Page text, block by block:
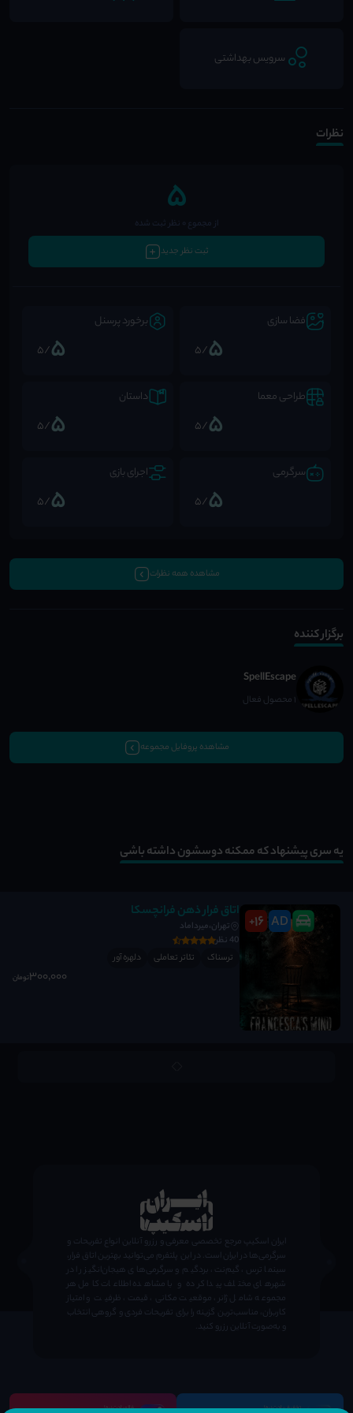
سرویس بهداشتی
نظرات
5از مجموع 0 نظر ثبت شده
ثبت نظر جدید
فضا سازی
5
/5
برخورد پرسنل
5
/5
طراحی معما
5
/5
داستان
5
/5
سرگرمی
5
/5
اجرای بازی
5
/5
مشاهده همه نظرات
برگزار کننده
SpellEscape
1 محصول فعال
مشاهده پروفایل مجموعه
یه سری پیشنهاد که ممکنه دوسشون داشته باشی
AD
16
+
اتاق فرار ذهن فرانچسکا
تهران،میرداماد
40 نظر
ترسناک
تئاتر تعاملی دلهره آور
300٬000تومان
ایران اسکیپ مرجع تخصصی معرفی و رزرو آنلاین انواع تفریحات و
سرگرمی‌ها در ایران است. در این پلتفرم می‌توانید بهترین اتاق فرار،
سینما ترس، گیم‌نت، بردگیم و سرگرمی‌های هیجان‌انگیز را در
شهرهای مختلف پیدا کرده و با مشاهده اطلاعات کامل هر
مجموعه شامل ژانر، موقعیت مکانی، قیمت، ظرفیت و امتیاز
کاربران، مناسب‌ترین گزینه را برای تفریحات فردی و گروهی انتخاب
و به‌صورت آنلاین رزرو کنید.
تخفیف یادت نره! فالو یادت نره!